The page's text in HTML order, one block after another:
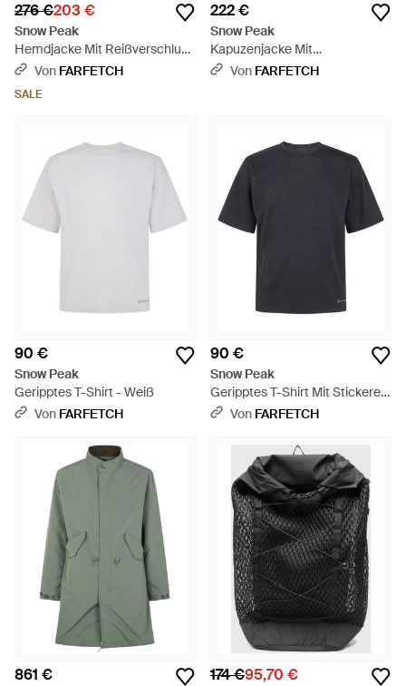
276 €203 €
Snow Peak
Hemdjacke Mit Reißverschluss
- Grün
Von FARFETCH
SALE
222 €
Snow Peak
Kapuzenjacke Mit
Reißverschluss - Grau
Von FARFETCH
90 €
Snow Peak
Geripptes T-Shirt - Weiß
Von FARFETCH
90 €
Snow Peak
Geripptes T-Shirt Mit Stickerei -
BlauVon FARFETCH
861 € 174 €95,70 €